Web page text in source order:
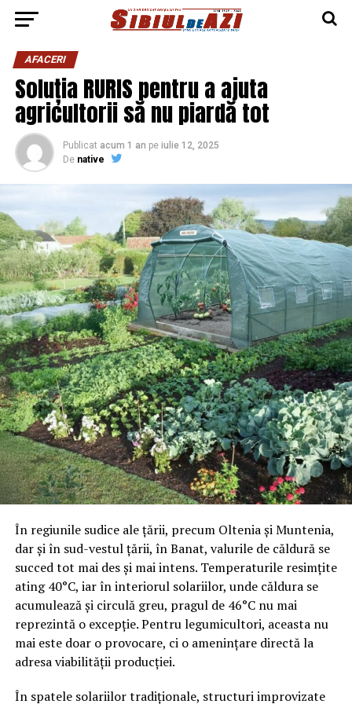
AFACERI
Soluția RURIS pentru a ajuta
agricultorii să nu piardă tot
Publicat acum 1 an pe iulie 12, 2025
De native
În regiunile sudice ale țării, precum Oltenia și Muntenia,
dar și în sud-vestul țării, în Banat, valurile de căldură se
succed tot mai des și mai intens. Temperaturile resimțite
ating 40°C, iar în interiorul solariilor, unde căldura se
acumulează și circulă greu, pragul de 46°C nu mai
reprezintă o excepție. Pentru legumicultori, aceasta nu
mai este doar o provocare, ci o amenințare directă la
adresa viabilității producției.
În spatele solariilor tradiționale, structuri improvizate